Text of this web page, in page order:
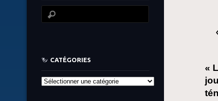
«
CATÉGORIES
Catégories